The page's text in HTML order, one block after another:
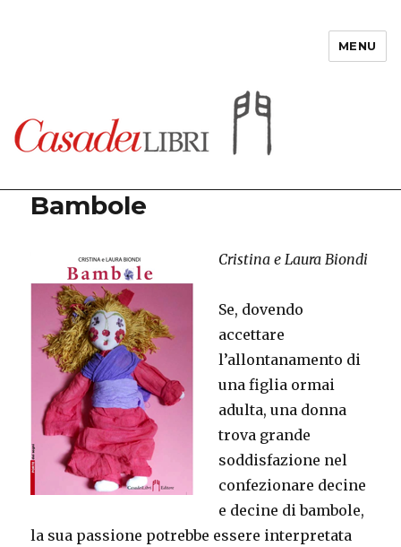
MENU
Bambole
Cristina e Laura Biondi
Se, dovendo
accettare
l’allontanamento di
una figlia ormai
adulta, una donna
trova grande
soddisfazione nel
confezionare decine
e decine di bambole,
la sua passione potrebbe essere interpretata